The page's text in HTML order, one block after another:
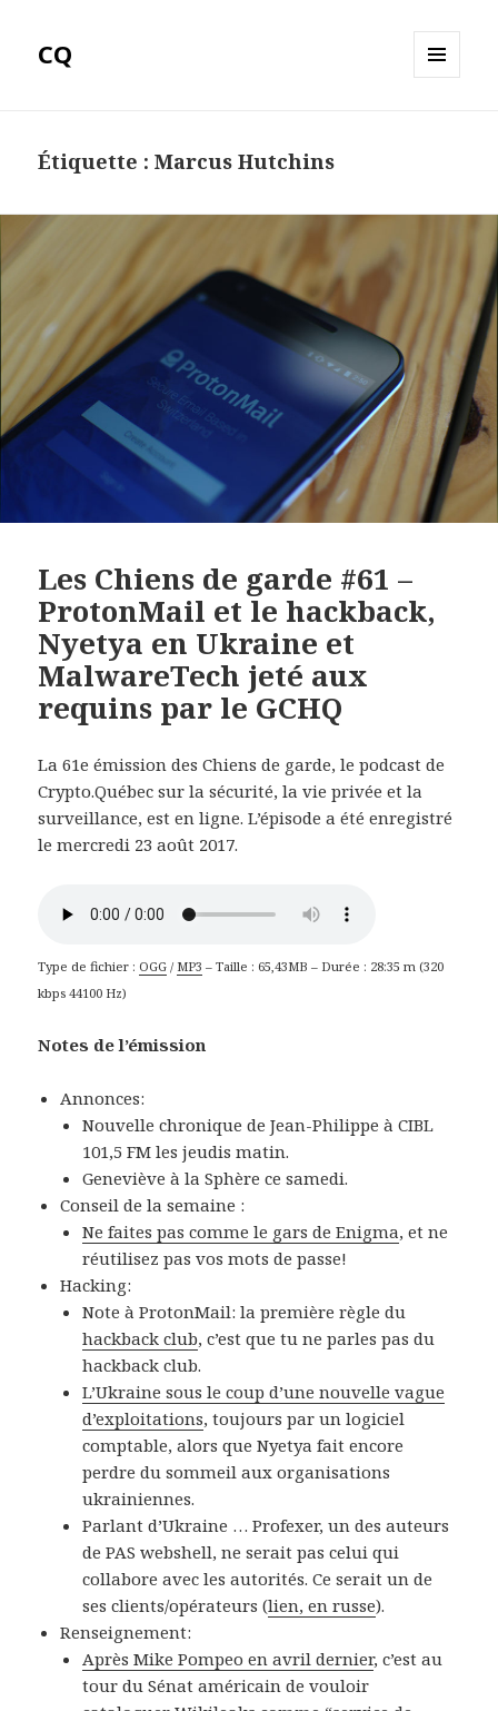
CQ
Étiquette :Marcus Hutchins
Les Chiens de garde #61 –
ProtonMail et le hackback,
Nyetya en Ukraine et
MalwareTech jeté aux
requins par le GCHQ
La 61e émission des Chiens de garde, le podcast de
Crypto.Québec sur la sécurité, la vie privée et la
surveillance, est en ligne. L’épisode a été enregistré
le mercredi 23 août 2017.
Type de fichier : OGG / MP3 – Taille : 65,43MB – Durée : 28:35 m (320
kbps 44100 Hz)
Notes de l’émission
Annonces:
Nouvelle chronique de Jean-Philippe à CIBL
101,5 FM les jeudis matin.
Geneviève à la Sphère ce samedi.
Conseil de la semaine :
Ne faites pas comme le gars de Enigma, et ne
réutilisez pas vos mots de passe!
Hacking:
Note à ProtonMail: la première règle du
hackback club, c’est que tu ne parles pas du
hackback club.
L’Ukraine sous le coup d’une nouvelle vague
d’exploitations, toujours par un logiciel
comptable, alors que Nyetya fait encore
perdre du sommeil aux organisations
ukrainiennes.
Parlant d’Ukraine … Profexer, un des auteurs
de PAS webshell, ne serait pas celui qui
collabore avec les autorités. Ce serait un de
ses clients/opérateurs (lien, en russe).
Renseignement:
Après Mike Pompeo en avril dernier, c’est au
tour du Sénat américain de vouloir